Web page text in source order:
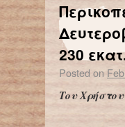
230
Posted on
Του